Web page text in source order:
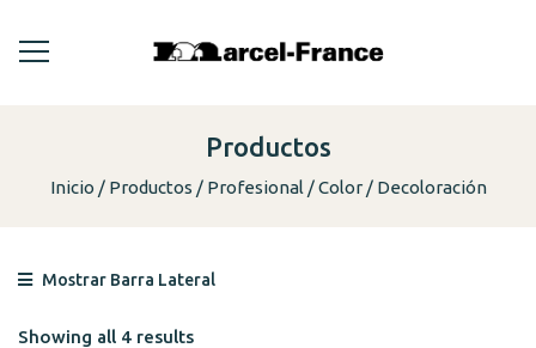
Productos
Inicio Productos Profesional Color Decoloración
Mostrar Barra Lateral
Showing all 4 results